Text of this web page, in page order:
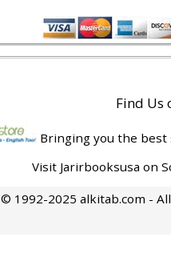
Find Us
Bringing you the
Visit Jarirbooksusa on
© 1992-2025 alkitab.com -